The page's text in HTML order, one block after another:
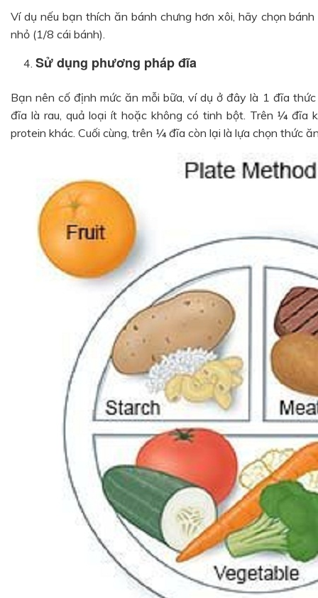
Ví dụ nếu bạn thích ăn bánh chưng hơn xôi, hãy chọn
nhỏ (1/8 cái bánh).
Sử dụng phương pháp đĩa
Bạn nên cố định mức ăn mỗi bữa, ví dụ ở đây là 1 đĩa
đĩa là rau, quả loại ít hoặc không có tinh bột. Trên ¼ đĩa
protein khác. Cuối cùng, trên ¼ đĩa còn lại là lựa chọn thức